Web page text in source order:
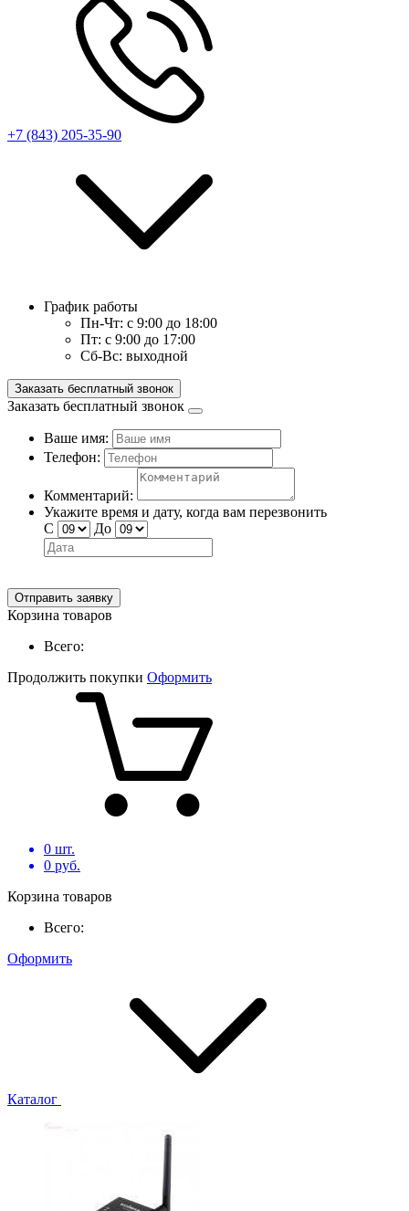
+7 (843) 205-35-90
График работы
Пн-Чт: с 9:00 до 18:00
Пт: с 9:00 до 17:00
Сб-Вс: выходной
Заказать бесплатный звонок
Заказать бесплатный звонок
Ваше имя:
Телефон:
Комментарий:
Укажите время и дату, когда вам перезвонить
С
До
Отправить заявку
Корзина товаров
Всего:
Продолжить покупки Оформить
0 шт.
0 руб.
Корзина товаров
Всего:
Оформить
Каталог